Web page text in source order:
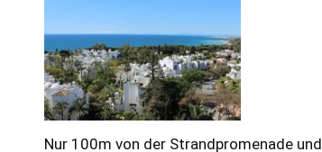
Nur 100m von der Strandpromenade und